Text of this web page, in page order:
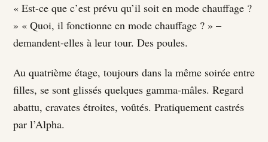
« Est-ce que c’est prévu qu’il soit en mode chauffage ?
» « Quoi, il fonctionne en mode chauffage ? » –
demandent-elles à leur tour. Des poules.
Au quatrième étage, toujours dans la même soirée entre
filles, se sont glissés quelques gamma-mâles. Regard
abattu, cravates étroites, voûtés. Pratiquement castrés
par l’Alpha.